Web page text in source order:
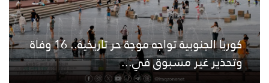
كوريا الجنوبية تواجه موجة حر تاريخية.. 16 وفاة
وتحذير غير مسبوق في...